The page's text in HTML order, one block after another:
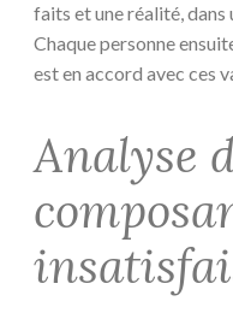
faits et une réalité,
Chaque personne
est en accord avec ces
Analyse